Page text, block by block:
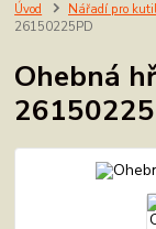
Úvod Nářadí pro
26150225PD
Ohebná